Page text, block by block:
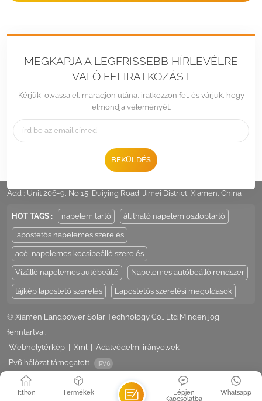
MEGKAPJA A LEGFRISSEBB HÍRLEVÉLRE
VALÓ FELIRATKOZÁST
Kérjük, olvassa el, maradjon utána, iratkozzon fel, és várjuk, hogy
elmondja véleményét.
BEKÜLDÉS
Add : Unit 206-9, No 15, Duiying Road, Jimei District, Xiamen, China
HOT TAGS : napelem tartó állítható napelem oszloptartó
lapostetős napelemes szerelés
acél napelemes kocsibeálló szerelés
Vízálló napelemes autóbeálló Napelemes autóbeálló rendszer
tájkép lapostető szerelés Lapostetős szerelési megoldások
© Xiamen Landpower Solar Technology Co., Ltd Minden jog
fenntartva .
Webhelytérkép
Xml Adatvédelmi irányelvek
IPv6 hálózat támogatott
Itthon Termékek Whatsapp
Lépjen
Kapcsolatba